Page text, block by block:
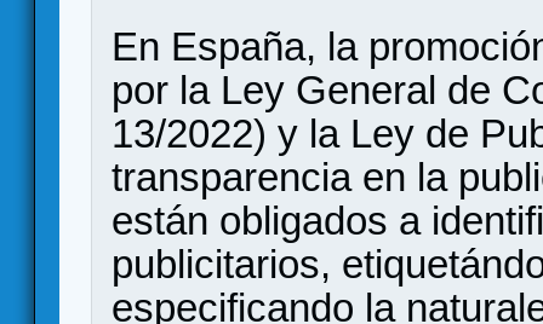
En España, la
por la Ley General de
13/2022) y la Ley de
transparencia en la
están obligados a
publicitarios,
especificando la